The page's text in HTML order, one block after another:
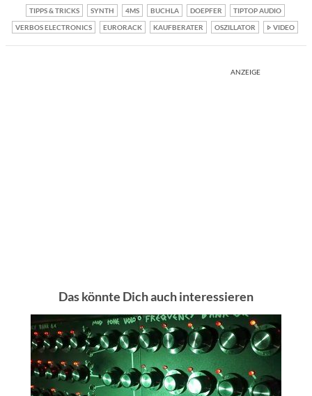
TIPPS & TRICKS SYNTH 4MS BUCHLA DOEPFER
TIPTOP AUDIO
VERBOS ELECTRONICS
EURORACK KAUFBERATER OSZILLATOR VIDEO
ANZEIGE
Das könnte Dich auch interessieren